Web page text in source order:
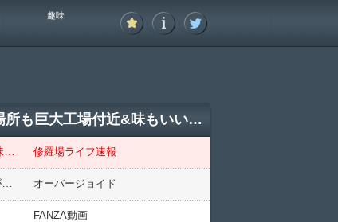
趣味
食堂経営者だけどお客が全く来なくなってしまったので助けてほしい。値段も500円以下で場所も巨大工場付近&味もいいのに何でだろう？
修羅場ライフ速報
オーバージョイド
FANZA動画